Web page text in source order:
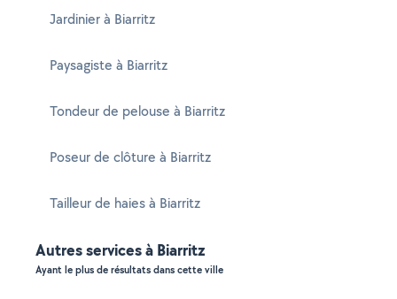
Jardinier à Biarritz
Paysagiste à Biarritz
Tondeur de pelouse à Biarritz
Poseur de clôture à Biarritz
Tailleur de haies à Biarritz
Autres services à Biarritz
Ayant le plus de résultats dans cette ville